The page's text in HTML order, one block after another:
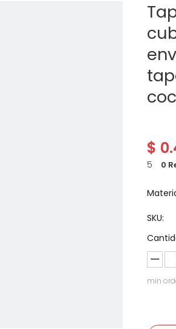
$
5 0
SKU:
min